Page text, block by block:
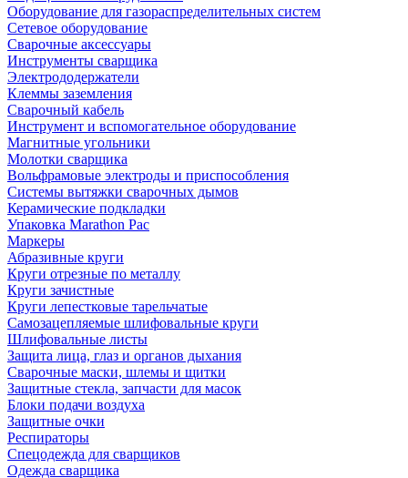
Оборудование для газораспределительных систем
Сетевое оборудование
Сварочные аксессуары
Инструменты сварщика
Электрододержатели
Клеммы заземления
Сварочный кабель
Инструмент и вспомогательное оборудование
Магнитные угольники
Молотки сварщика
Вольфрамовые электроды и приспособления
Системы вытяжки сварочных дымов
Керамические подкладки
Упаковка Marathon Pac
Маркеры
Абразивные круги
Круги отрезные по металлу
Круги зачистные
Круги лепестковые тарельчатые
Самозацепляемые шлифовальные круги
Шлифовальные листы
Защита лица, глаз и органов дыхания
Сварочные маски, шлемы и щитки
Защитные стекла, запчасти для масок
Блоки подачи воздуха
Защитные очки
Респираторы
Спецодежда для сварщиков
Одежда сварщика